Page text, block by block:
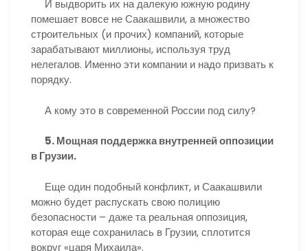
И выдворить их на далекую южную родину
помешает вовсе не Саакашвили, а множество
строительных (и прочих) компаний, которые
зарабатывают миллионы, используя труд
нелегалов. Именно эти компании и надо призвать к
порядку.
А кому это в современной России под силу?
5. Мощная поддержка внутренней оппозиции
в Грузии.
Еще один подобный конфликт, и Саакашвили
можно будет распускать свою полицию
безопасности – даже та реальная оппозиция,
которая еще сохранилась в Грузии, сплотится
вокруг «царя Михаила».